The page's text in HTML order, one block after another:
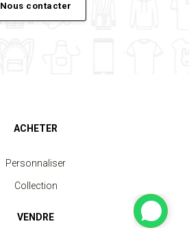
Nous contacter
ACHETER
Personnaliser
Collection
VENDRE